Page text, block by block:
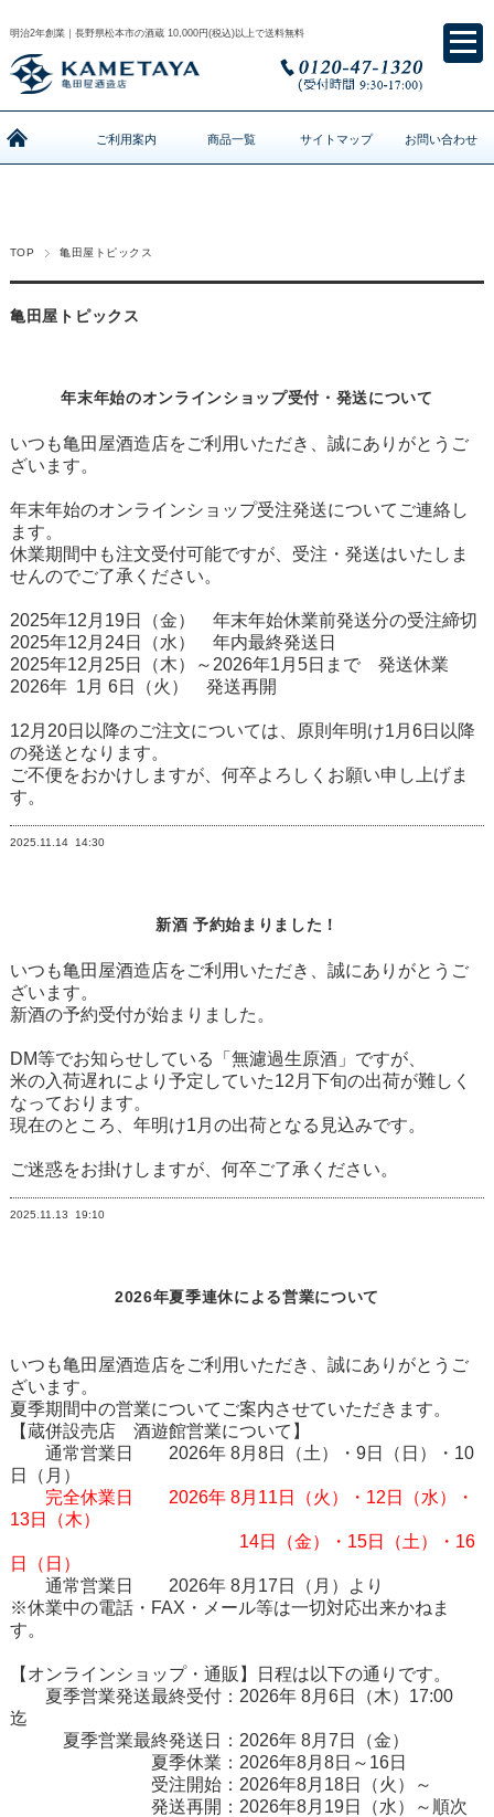
明治2年創業｜長野県松本市の酒蔵 10,000円(税込)以上で送料無料
ご利用案内 商品一覧 サイトマップ お問い合わせ
TOP 亀田屋トピックス
亀田屋トピックス
年末年始のオンラインショップ受付・発送について
いつも亀田屋酒造店をご利用いただき、誠にありがとうご
ざいます。
年末年始のオンラインショップ受注発送についてご連絡し
ます。
休業期間中も注文受付可能ですが、受注・発送はいたしま
せんのでご了承ください。
2025年12月19日（金） 年末年始休業前発送分の受注締切
2025年12月24日（水） 年内最終発送日
2025年12月25日（木）～2026年1月5日まで 発送休業
2026年 1月 6日（火） 発送再開
12月20日以降のご注文については、原則年明け1月6日以降
の発送となります。
ご不便をおかけしますが、何卒よろしくお願い申し上げま
す。
2025.11.14 14:30
新酒 予約始まりました！
いつも亀田屋酒造店をご利用いただき、誠にありがとうご
ざいます。
新酒の予約受付が始まりました。
DM等でお知らせしている「無濾過生原酒」ですが、
米の入荷遅れにより予定していた12月下旬の出荷が難しく
なっております。
現在のところ、年明け1月の出荷となる見込みです。
ご迷惑をお掛けしますが、何卒ご了承ください。
2025.11.13 19:10
2026年夏季連休による営業について
いつも亀田屋酒造店をご利用いただき、誠にありがとうご
ざいます。
夏季期間中の営業についてご案内させていただきます。
【蔵併設売店 酒遊館営業について】
通常営業日 2026年8月8日（土）・9日（日）・10
日（月）
完全休業日 2026年8月 11 日（火）・ 12 日（水）・
13日（木）
14日（金）・ 15日（土）・ 16
日（日）
通常営業日 2026年8月17日（月）より
※休業中の電話・FAX・メール等は一切対応出来かねま
す。
【オンラインショップ・通販】日程は以下の通りです。
夏季営業発送最終受付： 2026年8月 6日（木）17:00
迄
夏季営業最終発送日： 2026年8月7日（金）
夏季休業：2026年8月8日～16日
受注開始：2026年8月18日（火）～
発送再開：2026年8月19日（水）～順次